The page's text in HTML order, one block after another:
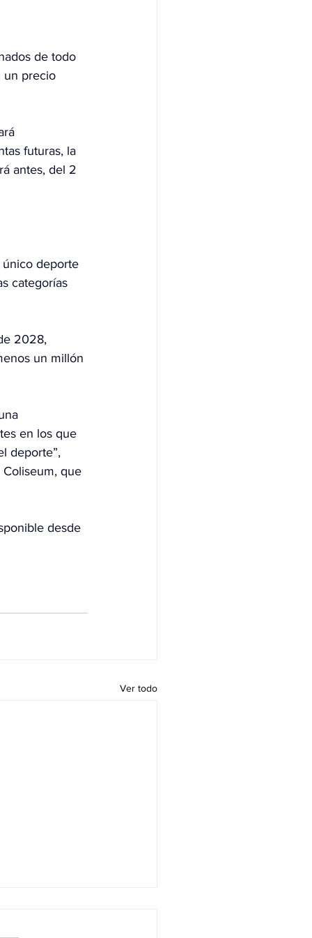
de todo
un precio
futuras, la
antes, del 2
único deporte
categorías
2028,
un millón
en los que
deporte”,
que
desde
Ver todo